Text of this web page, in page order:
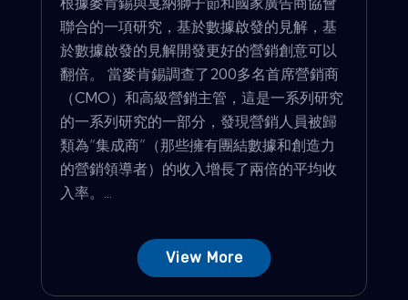
聯合的一項研究，基於數據啟發的見解，基
於數據啟發的見解開發更好的營銷創意可以
翻倍。 當麥肯錫調查了200多名首席營銷商
（CMO）和高級營銷主管，這是一系列研究
的一系列研究的一部分，發現營銷人員被歸
類為“集成商”（那些擁有團結數據和創造力
的營銷領導者）的收入增長了兩倍的平均收
入率。...
View More